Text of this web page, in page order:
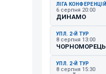
ЛІГА КОНФЕРЕНЦІЙ
6 серпня 20:00
ДИНАМО
УПЛ. 2-Й ТУР
8 серпня 13:00
ЧОРНОМОРЕЦЬ
УПЛ. 2-Й ТУР
8 серпня 15:30